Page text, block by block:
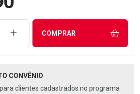
UNIDADEAUMENTAR UMA UNIDADE
COMPRAR
CONVÊNIO
clientes cadastrados no programa